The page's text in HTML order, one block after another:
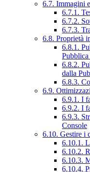
6.7. Immagini
6.7.1.
6.7.2.
6.7.3.
6.8. Proprietà
6.8.1.
6.8.2.
dalla
6.8.3.
6.9.
6.9.1. I
6.9.2. I
6.9.3.
Console
6.10. Gestire i
6.10.1.
6.10.2.
6.10.3.
6.10.4.